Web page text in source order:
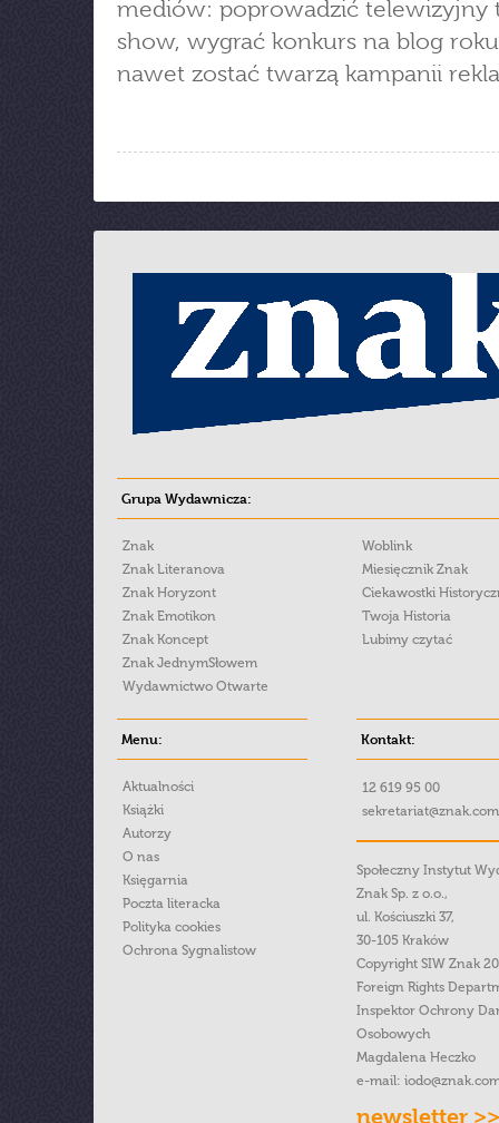
mediów: poprowadzić telewizyjny
show, wygrać konkurs na blog
nawet zostać twarzą kampanii
Grupa Wydawnicza:
Znak
Znak Literanova
Znak Horyzont
Znak Emotikon
Znak Koncept
Znak JednymSłowem
Wydawnictwo Otwarte
Woblink
Miesięcznik Znak
Ciekawostki
Twoja Historia
Lubimy czytać
Menu:
Aktualności
Książki
Autorzy
O nas
Księgarnia
Poczta literacka
Polityka cookies
Ochrona Sygnalistow
Kontakt:
12 619 95 00
Społeczny Instytut
Znak Sp. z o.o.,
ul. Kościuszki 37,
30-105 Kraków
Copyright SIW Znak
Foreign Rights
Inspektor Ochrony
Osobowych
Magdalena Heczko
e-mail:
newsletter >>